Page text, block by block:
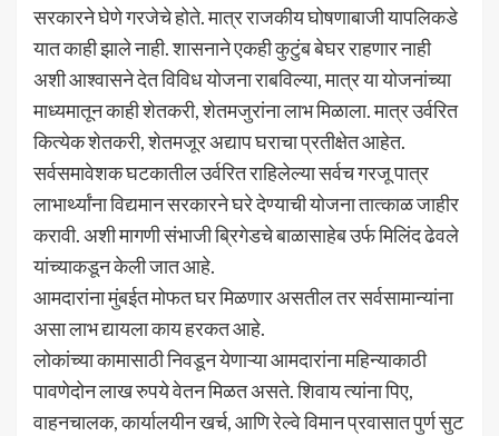
सरकारने घेणे गरजेचे होते. मात्र राजकीय घोषणाबाजी यापलिकडे
यात काही झाले नाही. शासनाने एकही कुटुंब बेघर राहणार नाही
अशी आश्वासने देत विविध योजना राबविल्या, मात्र या योजनांच्या
माध्यमातून काही शेतकरी, शेतमजुरांना लाभ मिळाला. मात्र उर्वरित
कित्येक शेतकरी, शेतमजूर अद्याप घराचा प्रतीक्षेत आहेत.
सर्वसमावेशक घटकातील उर्वरित राहिलेल्या सर्वच गरजू पात्र
लाभार्थ्यांना विद्यमान सरकारने घरे देण्याची योजना तात्काळ जाहीर
करावी. अशी मागणी संभाजी ब्रिगेडचे बाळासाहेब उर्फ मिलिंद ढेवले
यांच्याकडून केली जात आहे.
आमदारांना मुंबईत मोफत घर मिळणार असतील तर सर्वसामान्यांना
असा लाभ द्यायला काय हरकत आहे.
लोकांच्या कामासाठी निवडून येणाऱ्या आमदारांना महिन्याकाठी
पावणेदोन लाख रुपये वेतन मिळत असते. शिवाय त्यांना पिए,
वाहनचालक, कार्यालयीन खर्च, आणि रेल्वे विमान प्रवासात पुर्ण सुट